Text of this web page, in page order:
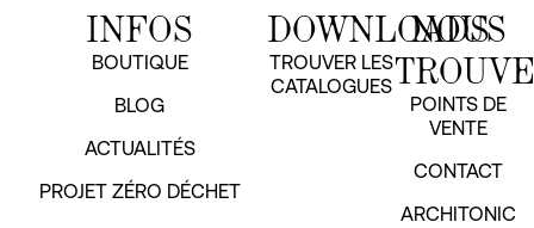
INFOS
BOUTIQUE
BLOG
ACTUALITÉS
PROJET ZÉRO DÉCHET
DOWNLOADS
TROUVER LES
CATALOGUES
NOUS
POINTS DE
VENTE
CONTACT
ARCHITONIC